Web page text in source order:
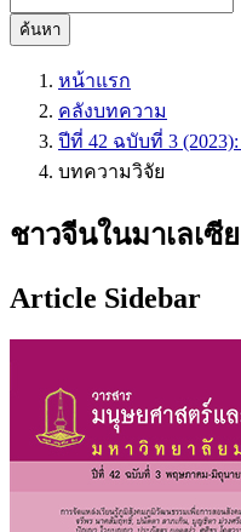
ค้นหา
หน้าแรก
คลังบทความ
ปีที่ 42 ฉบับที่ 3
บทความวิจัย
ชาวจีนในมาเลเซี
Article Sidebar